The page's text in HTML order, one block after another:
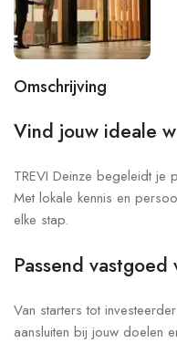
Omschrijving
Vind jouw ideale
TREVI Deinze begeleidt je
Met lokale kennis en
elke stap.
Passend
Van starters tot
aansluiten bij jouw doelen